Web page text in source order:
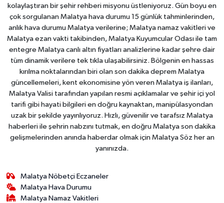
kolaylaştıran bir şehir rehberi misyonu üstleniyoruz. Gün boyu en
çok sorgulanan Malatya hava durumu 15 günlük tahminlerinden,
anlık hava durumu Malatya verilerine; Malatya namaz vakitleri ve
Malatya ezan vakti takibinden, Malatya Kuyumcular Odası ile tam
entegre Malatya canlı altın fiyatları analizlerine kadar şehre dair
tüm dinamik verilere tek tıkla ulaşabilirsiniz. Bölgenin en hassas
kırılma noktalarından biri olan son dakika deprem Malatya
güncellemeleri, kent ekonomisine yön veren Malatya iş ilanları,
Malatya Valisi tarafından yapılan resmi açıklamalar ve şehir içi yol
tarifi gibi hayati bilgileri en doğru kaynaktan, manipülasyondan
uzak bir şekilde yayınlıyoruz. Hızlı, güvenilir ve tarafsız Malatya
haberleri ile şehrin nabzını tutmak, en doğru Malatya son dakika
gelişmelerinden anında haberdar olmak için Malatya Söz her an
yanınızda.
Malatya Nöbetçi Eczaneler
Malatya Hava Durumu
Malatya Namaz Vakitleri